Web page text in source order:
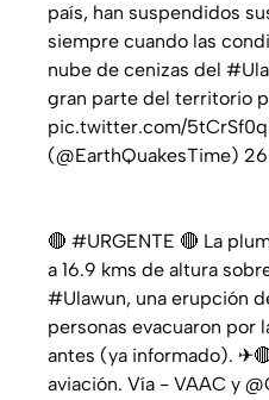
país, han suspendidos
siempre cuando las
nube de cenizas del
gran parte del territorio
pic.twitter.com/
(@EarthQuakesTime)
🔴 #URGENTE 🔴 La
a 16.9 kms de altura
#Ulawun, una erupción
personas evacuaron por
antes (ya informado).
aviación. Vía - VAAC y